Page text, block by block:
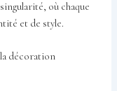
où chaque
et de style.
décoration